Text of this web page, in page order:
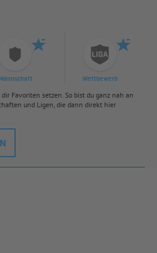
Mannschaft Wettbewerb
Favoriten setzen. So bist du ganz nah an
und Ligen, die dann direkt hier